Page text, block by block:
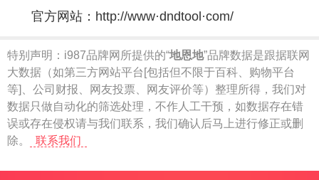
官方网站： http://www·dndtool·com/
特别声明： i987品牌网所提供的“地恩地”品牌数据是跟据联网
大数据（如第三方网站平台[包括但不限于百科、购物平台
等]、公司财报、网友投票、网友评价等）整理所得，我们对
数据只做自动化的筛选处理，不作人工干预，如数据存在错
误或存在侵权请与我们联系，我们确认后马上进行修正或删
除。
联系我们